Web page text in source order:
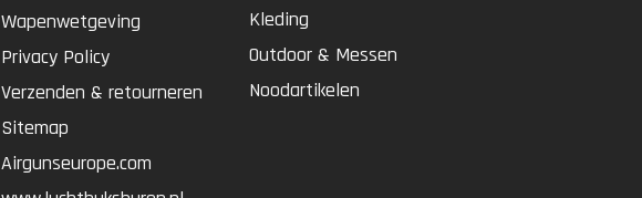
Wapenwetgeving
Privacy Policy
Verzenden & retourneren
Sitemap
Airgunseurope.com
Kleding
Outdoor & Messen
Noodartikelen